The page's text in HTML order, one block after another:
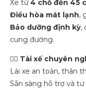
Xe từ4 chỗ đến 45
Điều hòa mát lạnh,
Bảo dưỡng định kỳ,
cung đường.
👨‍✈ Tài xế chuyên
Lái xe an toàn, thân
Sẵn sàng hỗ trợ và